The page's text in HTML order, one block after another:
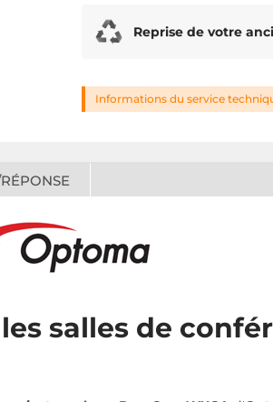
Reprise de votre
Informations du service
salles de